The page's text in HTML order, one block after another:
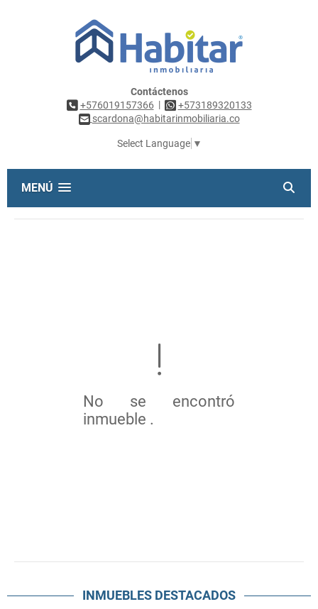
Contáctenos
+576019157366 |
+573189320133
scardona@habitarinmobiliaria.co
Select Language ▼
MENÚ
No se encontró
inmueble .
INMUEBLES DESTACADOS